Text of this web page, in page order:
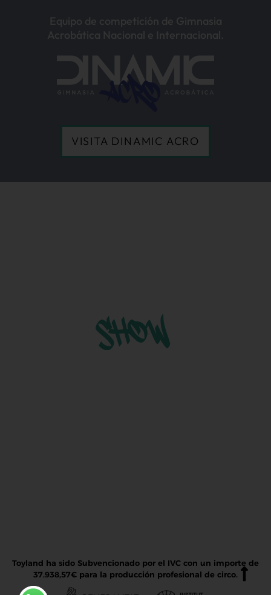
Equipo de competición de Gimnasia
Acrobática Nacional e Internacional.
VISITA DINAMIC ACRO
Toyland ha sido Subvencionado por el IVC con un importe de
37.938,57€ para la producción profesional de circo.